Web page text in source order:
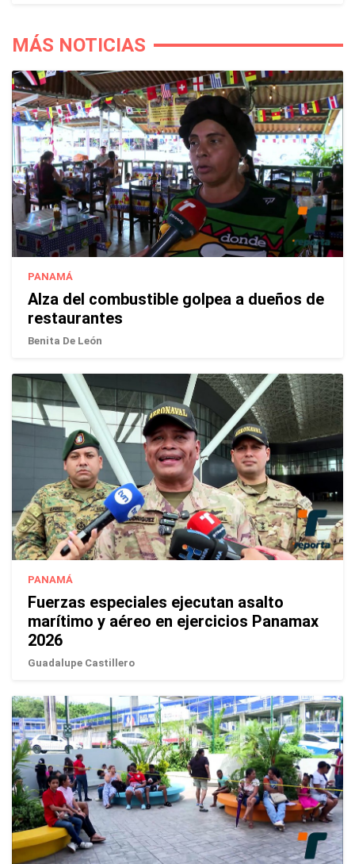
MÁS NOTICIAS
PANAMÁ
Alza del combustible golpea a dueños de
restaurantes
Benita De León
PANAMÁ
Fuerzas especiales ejecutan asalto
marítimo y aéreo en ejercicios Panamax
2026
Guadalupe Castillero